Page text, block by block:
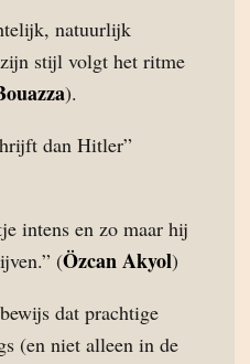
natuurlijk
stijl volgt het ritme
).
dan Hitler”
intens en zo maar hij
(Özcan Akyol)
dat prachtige
(en niet alleen in de